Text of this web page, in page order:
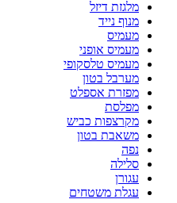
מלגזת דיזל
מנוף נייד
מעמיס
מעמיס אופני
מעמיס טלסקופי
מערבל בטון
מפזרת אספלט
מפלסת
מקרצפות כביש
משאבת בטון
נפה
סלילה
עגורן
עגלת משטחים